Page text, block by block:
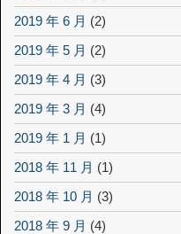
2019 年 6 月 (2)
2019 年 5 月 (2)
2019 年 4 月 (3)
2019 年 3 月 (4)
2019 年 1 月 (1)
2018 年 11 月 (1)
2018 年 10 月 (3)
2018 年 9 月 (4)